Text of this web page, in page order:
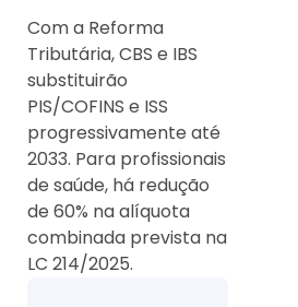
Com a Reforma
Tributária, CBS e IBS
substituirão
PIS/COFINS e ISS
progressivamente até
2033. Para profissionais
de saúde, há redução
de 60% na alíquota
combinada prevista na
LC 214/2025.